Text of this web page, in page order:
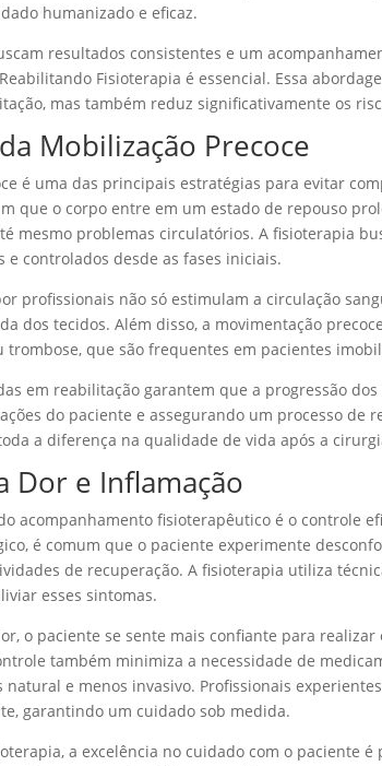
humanizado e eficaz.
resultados consistentes e um
Fisioterapia é essencial. Essa
mas também reduz significativamente os
Mobilização Precoce
é uma das principais estratégias para evitar
que o corpo entre em um estado de repouso
mesmo problemas circulatórios. A fisioterapia
e controlados desde as fases iniciais.
profissionais não só estimulam a circulação
dos tecidos. Além disso, a movimentação
trombose, que são frequentes em pacientes
em reabilitação garantem que a progressão
do paciente e assegurando um processo de
a diferença na qualidade de vida após a
Dor e Inflamação
acompanhamento fisioterapêutico é o controle
é comum que o paciente experimente
de recuperação. A fisioterapia utiliza
esses sintomas.
o paciente se sente mais confiante para
também minimiza a necessidade de
e menos invasivo. Profissionais
garantindo um cuidado sob medida.
a excelência no cuidado com o paciente